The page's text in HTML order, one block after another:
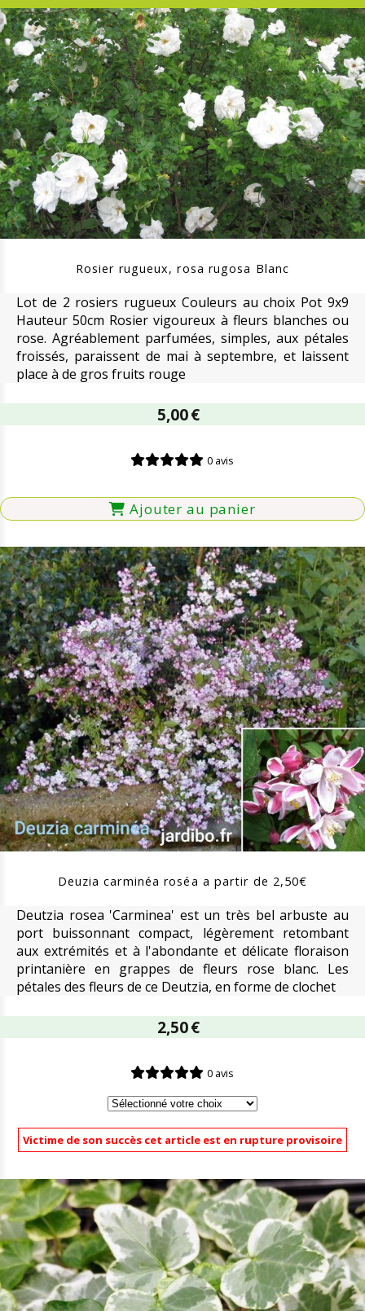
Rosier rugueux, rosa rugosa Blanc
Lot de 2 rosiers rugueux Couleurs au choix Pot 9x9
Hauteur 50cm Rosier vigoureux à fleurs blanches ou
rose. Agréablement parfumées, simples, aux pétales
froissés, paraissent de mai à septembre, et laissent
place à de gros fruits rouge
5,00€
0 avis
Ajouter au panier
Deuzia carminéa roséa a partir de 2,50€
Deutzia rosea 'Carminea' est un très bel arbuste au
port buissonnant compact, légèrement retombant
aux extrémités et à l'abondante et délicate floraison
printanière en grappes de fleurs rose blanc. Les
pétales des fleurs de ce Deutzia, en forme de clochet
2,50€
0 avis
Victime de son succès cet article est en rupture provisoire